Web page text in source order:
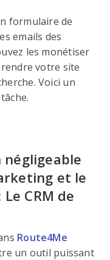
formulaire de
emails des
les monétiser
rendre votre site
Voici un
et le
CRM de
Route4Me
un outil puissant